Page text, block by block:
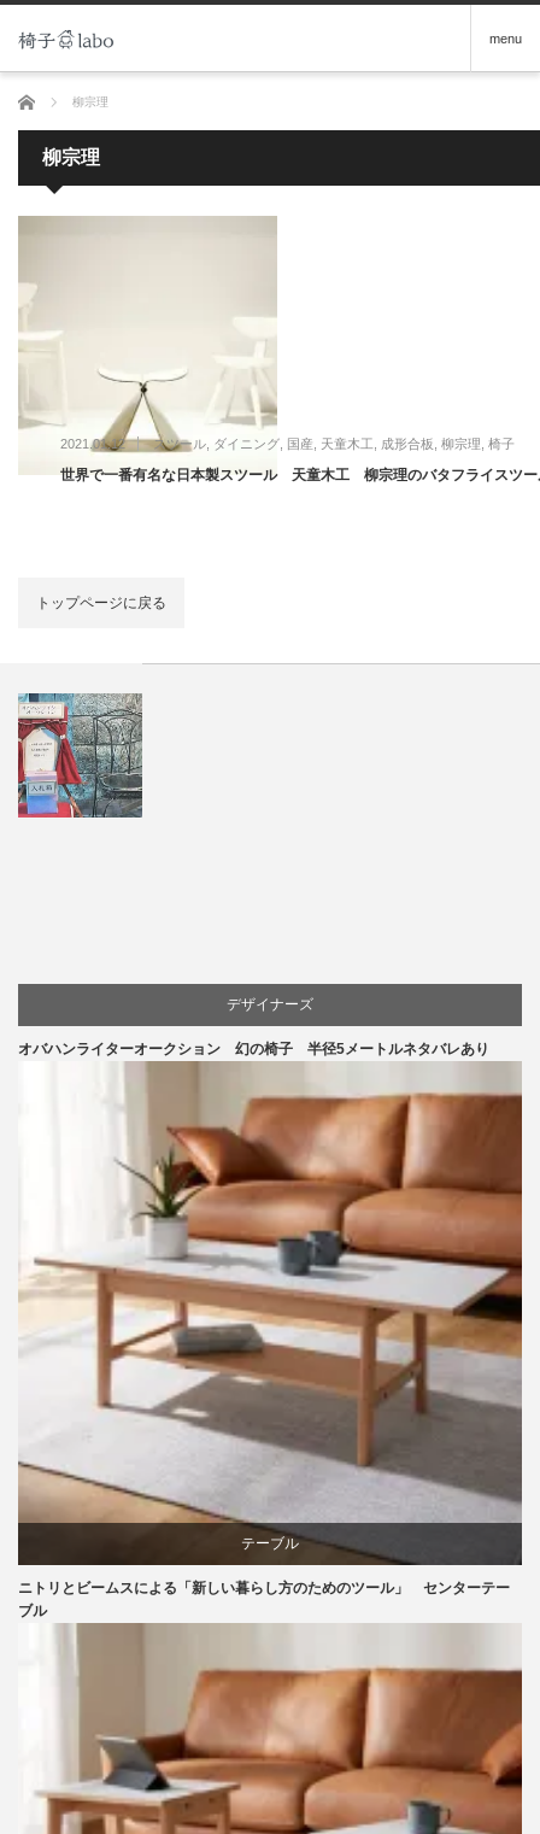
menu
ホーム 柳宗理
柳宗理
2021.01.12 スツール ダイニング 国産 天童木工 成形合板 柳宗理 椅子
世界で一番有名な日本製スツール 天童木工 柳宗理のバタフライスツー
トップページに戻る
デザイナーズ
家具
椅子
オバハンライターオークション 幻の椅子 半径5メートルネタバレあり
テーブル
ビーチ
ライフスタイル
家具
ニトリとビームスによる「新しい暮らし方のためのツール」 センターテー
ブル